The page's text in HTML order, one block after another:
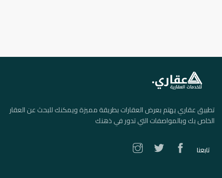
تطبيق عقاري يهتم بعرض العقارات بطريقة مميزة ويمكنك للبحث عن العقار
الخاص بك وبالمواصفات التي تدور في ذهنك
تابعنا